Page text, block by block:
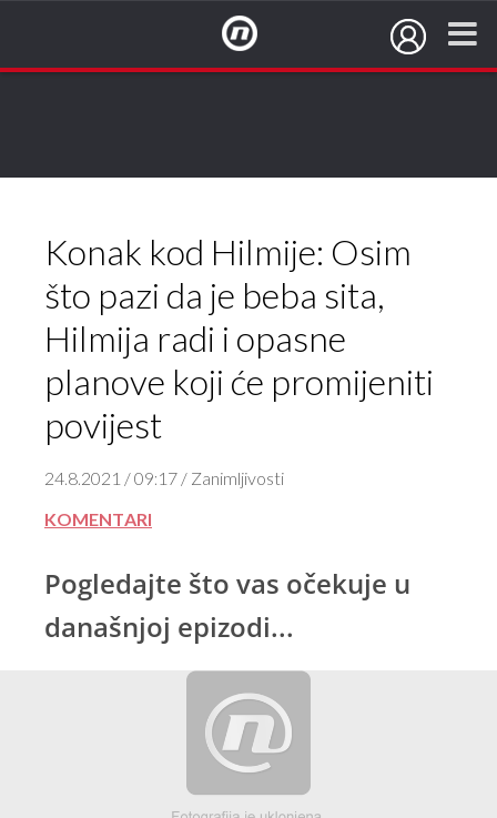
Konak kod Hilmije: Osim
što pazi da je beba sita,
Hilmija radi i opasne
planove koji će promijeniti
povijest
24.8.2021 / 09:17 / Zanimljivosti
KOMENTARI
Pogledajte što vas očekuje u
današnjoj epizodi...